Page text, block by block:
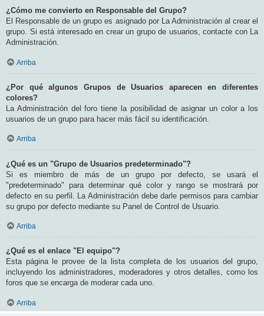
¿Cómo me convierto en Responsable del Grupo?
El Responsable de un grupo es asignado por La Administración al crear el
grupo. Si está interesado en crear un grupo de usuarios, contacte con La
Administración.
Arriba
¿Por qué algunos Grupos de Usuarios aparecen en diferentes
colores?
La Administración del foro tiene la posibilidad de asignar un color a los
usuarios de un grupo para hacer más fácil su identificación.
Arriba
¿Qué es un "Grupo de Usuarios predeterminado"?
Si es miembro de más de un grupo por defecto, se usará el
"predeterminado" para determinar qué color y rango se mostrará por
defecto en su perfil. La Administración debe darle permisos para cambiar
su grupo por defecto mediante su Panel de Control de Usuario.
Arriba
¿Qué es el enlace "El equipo"?
Esta página le provee de la lista completa de los usuarios del grupo,
incluyendo los administradores, moderadores y otros detalles, como los
foros que se encarga de moderar cada uno.
Arriba